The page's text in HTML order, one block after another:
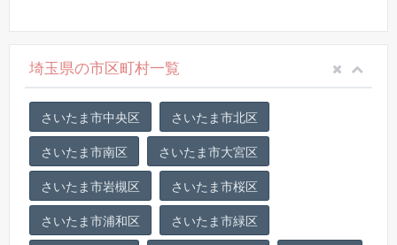
埼玉県の市区町村一覧
さいたま市中央区
さいたま市北区
さいたま市南区
さいたま市大宮区
さいたま市岩槻区
さいたま市桜区
さいたま市浦和区
さいたま市緑区